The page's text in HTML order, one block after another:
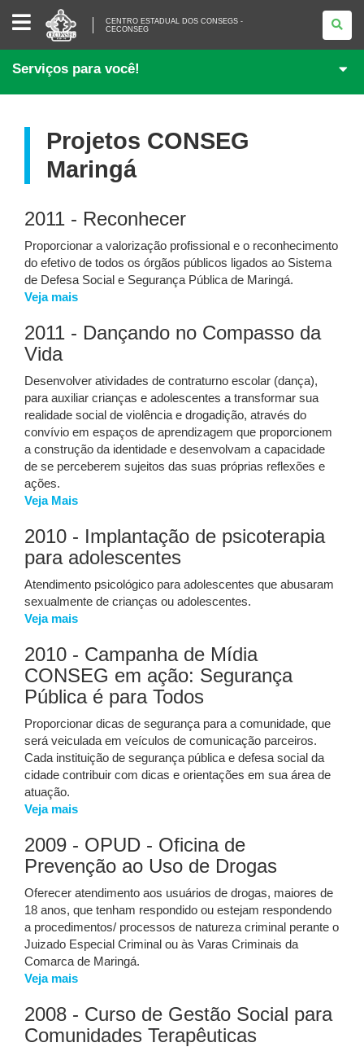
CENTRO
ESTADUAL
DOS
CONSEGS
CECONSEG
CENTRO ESTADUAL DOS CONSEGS -
CECONSEG
Serviços para você!
Projetos CONSEG
Maringá
2011 - Reconhecer
Proporcionar a valorização profissional e o reconhecimento
do efetivo de todos os órgãos públicos ligados ao Sistema
de Defesa Social e Segurança Pública de Maringá.
Veja mais
2011 - Dançando no Compasso da
Vida
Desenvolver atividades de contraturno escolar (dança),
para auxiliar crianças e adolescentes a transformar sua
realidade social de violência e drogadição, através do
convívio em espaços de aprendizagem que proporcionem
a construção da identidade e desenvolvam a capacidade
de se perceberem sujeitos das suas próprias reflexões e
ações.
Veja Mais
2010 - Implantação de psicoterapia
para adolescentes
Atendimento psicológico para adolescentes que abusaram
sexualmente de crianças ou adolescentes.
Veja mais
2010 - Campanha de Mídia
CONSEG em ação: Segurança
Pública é para Todos
Proporcionar dicas de segurança para a comunidade, que
será veiculada em veículos de comunicação parceiros.
Cada instituição de segurança pública e defesa social da
cidade contribuir com dicas e orientações em sua área de
atuação.
Veja mais
2009 - OPUD - Oficina de
Prevenção ao Uso de Drogas
Oferecer atendimento aos usuários de drogas, maiores de
18 anos, que tenham respondido ou estejam respondendo
a procedimentos/ processos de natureza criminal perante o
Juizado Especial Criminal ou às Varas Criminais da
Comarca de Maringá.
Veja mais
2008 - Curso de Gestão Social para
Comunidades Terapêuticas